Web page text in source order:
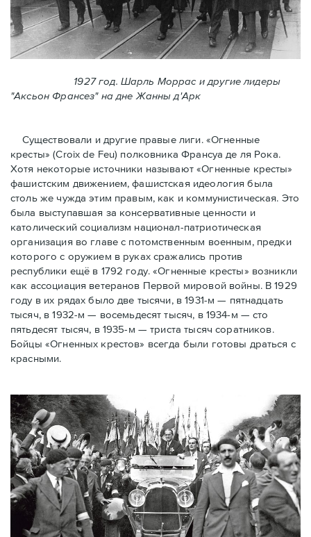
1927 год. Шарль Моррас и другие лидеры
"Аксьон Франсез" на дне Жанны д'Арк
Существовали и другие правые лиги. «Огненные
кресты» (Croix de Feu) полковника Франсуа де ля Рока.
Хотя некоторые источники называют «Огненные крeсты»
фашистским движением, фашистская идеология была
столь же чужда этим правым, как и коммунистическая. Это
была выступавшая за консервативные ценности и
католический социализм национал-патриотическая
организация во главе с потомственным военным, предки
которого с оружием в руках сражались против
республики ещё в 1792 году. «Огненные кресты» возникли
как ассоциация ветеранов Первой мировой войны. В 1929
году в их рядах было две тысячи, в 1931-м — пятнадцать
тысяч, в 1932-м — восемьдесят тысяч, в 1934-м — сто
пятьдесят тысяч, в 1935-м — триста тысяч соратников.
Бойцы «Огненных крестов» всегда были готовы драться с
красными.